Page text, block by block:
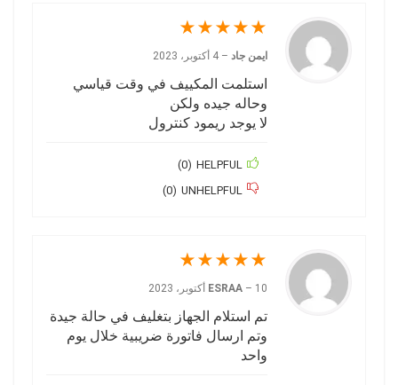
★
★
★
★
★
ايمن جاد – 4 أكتوبر، 2023
استلمت المكييف في وقت قياسي
وحاله جيده ولكن
لا يوجد ريمود كنترول
HELPFUL
(
0
)
UNHELPFUL
(
0
)
★
★
★
★
★
ESRAA – 10 أكتوبر، 2023
تم استلام الجهاز بتغليف في حالة جيدة
وتم ارسال فاتورة ضريبية خلال يوم
واحد